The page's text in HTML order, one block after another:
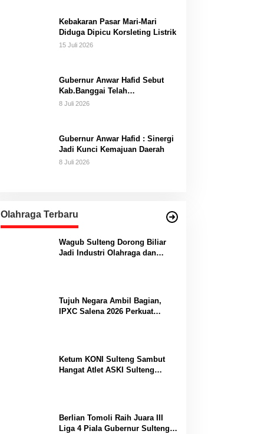
Kebakaran Pasar Mari-Mari
Diduga Dipicu Korsleting Listrik
15 Juli 2026
Gubernur Anwar Hafid Sebut
Kab.Banggai Telah
“Melahirkan” Generasi…
8 Juli 2026
Gubernur Anwar Hafid : Sinergi
Jadi Kunci Kemajuan Daerah
8 Juli 2026
Olahraga Terbaru
Wagub Sulteng Dorong Biliar
Jadi Industri Olahraga dan
Tujuh Negara Ambil Bagian,
IPXC Salena 2026 Perkuat
Ketum KONI Sulteng Sambut
Hangat Atlet ASKI Sulteng
Berlian Tomoli Raih Juara III
Liga 4 Piala Gubernur Sulteng